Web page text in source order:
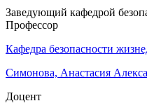
Заведующий кафедрой
Профессор
Кафедра безопасности
Симонова, Анастасия
Доцент